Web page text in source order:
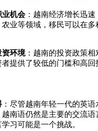
业机会：越南经济增长迅速
业等领域，移民可以在多
资环境：越南的投资政策
提供了较低的门槛和高回
：尽管越南年轻一代的英语
越南语仍然是主要的交流
习可能是一个挑战。